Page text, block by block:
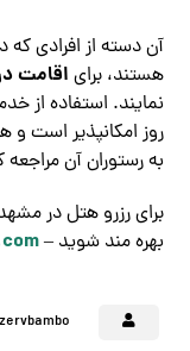
آن دسته از افرادی
هستند، برای اقامت
به رستوران آن مراجعه
برای رزرو هتل در
بهره مند شوید –irantravell24.com